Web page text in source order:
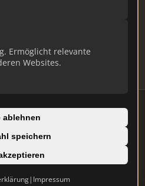
Ermöglicht relevante
Websites.
ablehnen
speichern
| Impressum
bearbeiten Sie Ihre